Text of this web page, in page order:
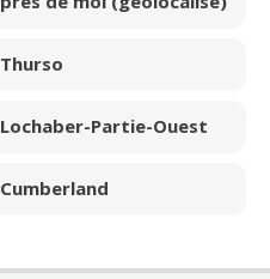
Thurso
Lochaber-Partie-Ouest
Cumberland